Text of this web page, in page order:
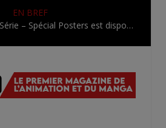
EN BREF
L’AnimeLand Hors-Série – Spécial Posters est disponible !